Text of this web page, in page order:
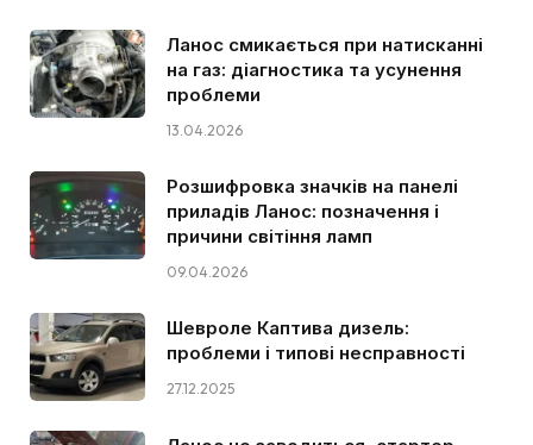
Ланос смикається при натисканні
на газ: діагностика та усунення
проблеми
13.04.2026
Розшифровка значків на панелі
приладів Ланос: позначення і
причини світіння ламп
09.04.2026
Шевроле Каптива дизель:
проблеми і типові несправності
27.12.2025